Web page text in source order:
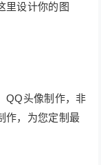
设计你的图
头像制作，非
作，为您定制最